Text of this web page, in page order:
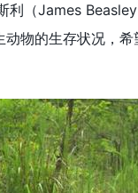
（James Beasley
物的生存状况，